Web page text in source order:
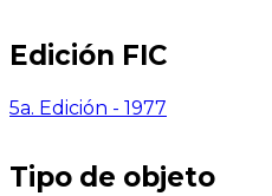
Edición FIC
5a. Edición - 1977
Tipo de objeto